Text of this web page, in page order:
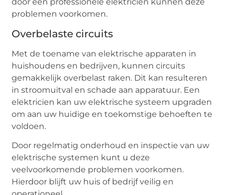
door een professionele elektricien kunnen deze
problemen voorkomen.
Overbelaste circuits
Met de toename van elektrische apparaten in
huishoudens en bedrijven, kunnen circuits
gemakkelijk overbelast raken. Dit kan resulteren
in stroomuitval en schade aan apparatuur. Een
elektricien kan uw elektrische systeem upgraden
om aan uw huidige en toekomstige behoeften te
voldoen.
Door regelmatig onderhoud en inspectie van uw
elektrische systemen kunt u deze
veelvoorkomende problemen voorkomen.
Hierdoor blijft uw huis of bedrijf veilig en